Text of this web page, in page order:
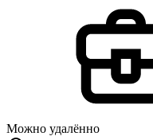
Можно удалённо